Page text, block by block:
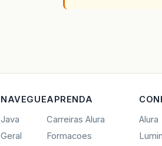
NAVEGUE
Java
Geral
APRENDA
Carreiras Alura
Formacoes
Alura